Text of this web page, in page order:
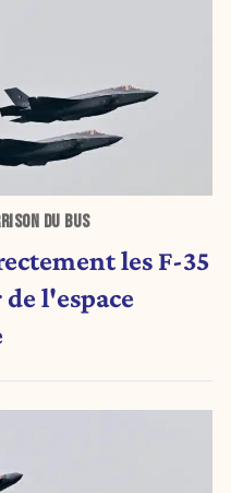
DU BUS
les F-35
l'espace